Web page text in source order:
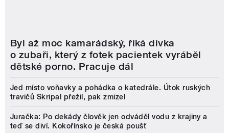
Juračka: Po dekády člověk jen odváděl vodu z krajiny a
teď se diví. Kokořínsko je česká poušť
Český rozhlas
O nás